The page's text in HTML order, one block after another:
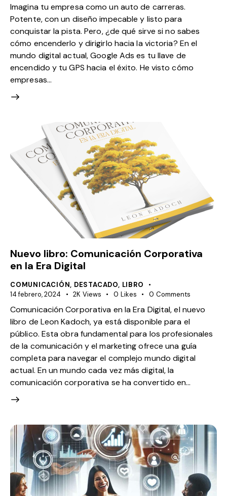
Imagina tu empresa como un auto de carreras.
Potente, con un diseño impecable y listo para
conquistar la pista. Pero, ¿de qué sirve si no sabes
cómo encenderlo y dirigirlo hacia la victoria? En el
mundo digital actual, Google Ads es tu llave de
encendido y tu GPS hacia el éxito. He visto cómo
empresas…
Nuevo libro: Comunicación Corporativa
en la Era Digital
COMUNICACIÓN, DESTACADO, LIBRO
14 febrero, 2024
2K Views 0 Likes 0 Comments
Comunicación Corporativa en la Era Digital, el nuevo
libro de Leon Kadoch, ya está disponible para el
público. Esta obra fundamental para los profesionales
de la comunicación y el marketing ofrece una guía
completa para navegar el complejo mundo digital
actual. En un mundo cada vez más digital, la
comunicación corporativa se ha convertido en…